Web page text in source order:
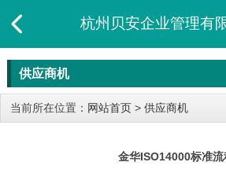
杭州贝安企业管理有
供应商机
当前所在位置： 网站首页 > 供应商机
金华ISO14000标准流